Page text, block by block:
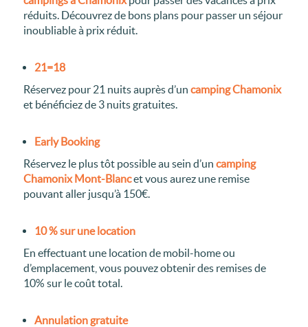
réduits. Découvrez de bons plans pour passer un séjour
inoubliable à prix réduit.
21=18
Réservez pour 21 nuits auprès d’uncamping Chamonix
et bénéficiez de 3 nuits gratuites.
Early Booking
Réservez le plus tôt possible au sein d’un camping
Chamonix Mont-Blancet vous aurez une remise
pouvant aller jusqu’à 150€.
10 % sur une location
En effectuant une location de mobil-home ou
d’emplacement, vous pouvez obtenir des remises de
10% sur le coût total.
Annulation gratuite